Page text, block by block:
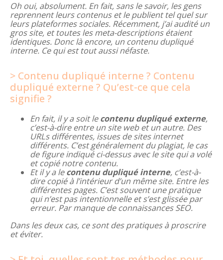
Oh oui, absolument. En fait, sans le savoir, les gens
reprennent leurs contenus et le publient tel quel sur
leurs plateformes sociales. Récemment, j’ai audité un
gros site, et toutes les meta-descriptions étaient
identiques. Donc là encore, un contenu dupliqué
interne. Ce qui est tout aussi néfaste.
Contenu dupliqué interne ? Contenu
dupliqué externe ? Qu’est-ce que cela
signifie ?
En fait, il y a soit lecontenu dupliqué externe,
c’est-à-dire entre un site web et un autre. Des
URLs différentes, issues de sites internet
différents. C’est généralement du plagiat, le cas
de figure indiqué ci-dessus avec le site qui a volé
et copié notre contenu.
Et il y a lecontenu dupliqué interne, c’est-à-
dire copié à l’intérieur d’un même site. Entre les
différentes pages. C’est souvent une pratique
qui n’est pas intentionnelle et s’est glissée par
erreur. Par manque de connaissances SEO.
Dans les deux cas, ce sont des pratiques à proscrire
et éviter.